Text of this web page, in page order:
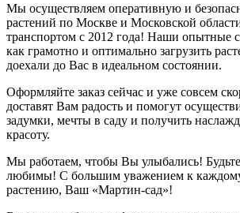
Мы осуществляем оперативную и
растений по Москве и Московской
транспортом с 2012 года! Наши опытные
как грамотно и оптимально загрузить
доехали до Вас в идеальном состоянии.
Оформляйте заказ сейчас и уже совсем
доставят Вам радость и помогут
задумки, мечты в саду и получить
красоту.
Мы работаем, чтобы Вы улыбались!
любимы! С большим уважением к
растению, Ваш «Мартин-сад»!